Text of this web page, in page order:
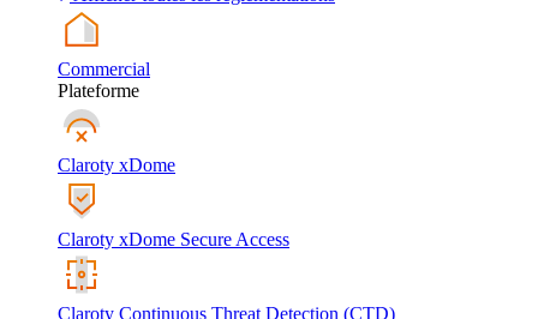
Commercial
Plateforme
Claroty xDome
Claroty xDome Secure Access
Claroty Continuous Threat Detection (CTD)